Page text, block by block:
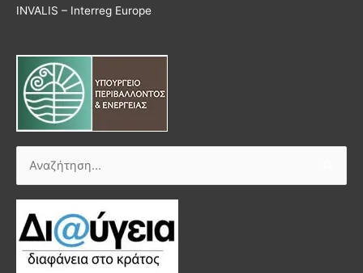
INVALIS – Interreg Europe
Αναζήτηση